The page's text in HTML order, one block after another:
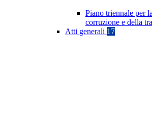
Piano triennale per
corruzione e della
Atti generali 17